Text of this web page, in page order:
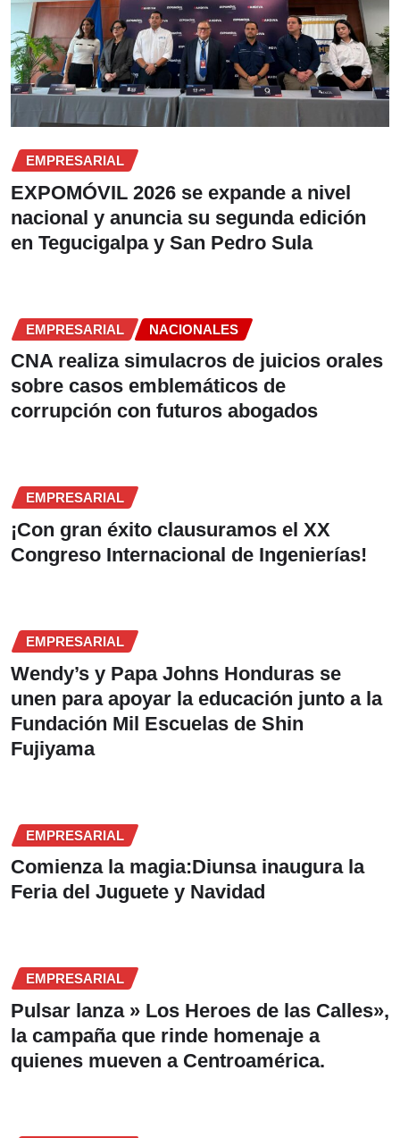
EMPRESARIAL
EXPOMÓVIL 2026 se expande a nivel
nacional y anuncia su segunda edición
en Tegucigalpa y San Pedro Sula
EMPRESARIAL NACIONALES
CNA realiza simulacros de juicios orales
sobre casos emblemáticos de
corrupción con futuros abogados
EMPRESARIAL
¡Con gran éxito clausuramos el XX
Congreso Internacional de Ingenierías!
EMPRESARIAL
Wendy’s y Papa Johns Honduras se
unen para apoyar la educación junto a la
Fundación Mil Escuelas de Shin
Fujiyama
EMPRESARIAL
Comienza la magia:Diunsa inaugura la
Feria del Juguete y Navidad
EMPRESARIAL
Pulsar lanza » Los Heroes de las Calles»,
la campaña que rinde homenaje a
quienes mueven a Centroamérica.